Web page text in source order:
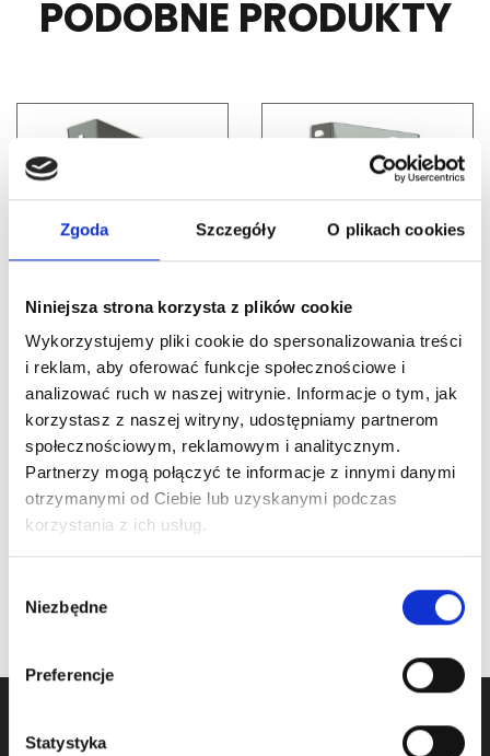
Zgoda Szczegóły O plikach cookies
Niniejsza strona korzysta z plików cookie
Wykorzystujemy pliki cookie do spersonalizowania treści
i reklam, aby oferować funkcje społecznościowe i
analizować ruch w naszej witrynie. Informacje o tym, jak
korzystasz z naszej witryny, udostępniamy partnerom
społecznościowym, reklamowym i analitycznym.
Partnerzy mogą połączyć te informacje z innymi danymi
otrzymanymi od Ciebie lub uzyskanymi podczas
korzystania z ich usług.
zgody
Niezbędne
Preferencje
Statystyka
PODOBNE PRODUKTY
Nr Art.: 130103
Podpora środkowa z
łożyskiem 25,4mm,
offset 111mm
Cena detaliczna (brutto)
75,70zł/ szt.
na stanie
Nr Art.:
Uchwyt boczny z
łożyskiem, odległość
od ściany – 111 mm, kg
– 180 PARA grubość
4mm
Cena detaliczna (brutto)
77,00zł/ para